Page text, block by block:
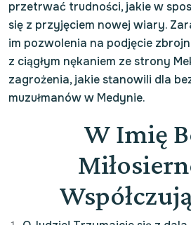
przetrwać trudności, jakie w
się z przyjęciem nowej wiary.
im pozwolenia na podjęcie
z ciągłym nękaniem ze strony
zagrożenia, jakie stanowili dla
muzułmanów w Medynie.
W Imię